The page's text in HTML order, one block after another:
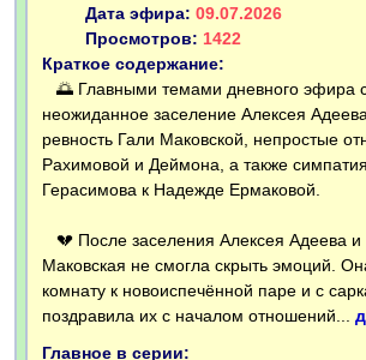
Дата эфира: 09.07.2026
Просмотров: 1422
Краткое содержание:
🌅 Главными темами дневного эфира
неожиданное заселение Алексея
ревность Гали Маковской, непростые
Рахимовой и Деймона, а также
Герасимова к Надежде Ермаковой.
💔 После заселения Алексея Адеева
Маковская не смогла скрыть эмоций.
комнату к новоиспечённой паре и с
поздравила их с началом отношений...
Главное в серии: